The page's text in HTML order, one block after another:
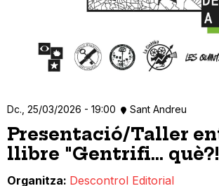
Dc., 25/03/2026 - 19:00 Sant Andreu
Presentació/Taller
llibre "Gentrifi...
Organitza Descontrol Editorial